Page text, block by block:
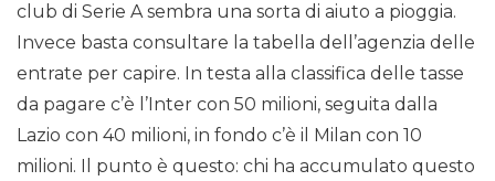
club di Serie A sembra una sorta di aiuto a pioggia.
Invece basta consultare la tabella dell’agenzia delle
entrate per capire. In testa alla classifica delle tasse
da pagare c’è l’Inter con 50 milioni, seguita dalla
Lazio con 40 milioni, in fondo c’è il Milan con 10
milioni. Il punto è questo: chi ha accumulato questo